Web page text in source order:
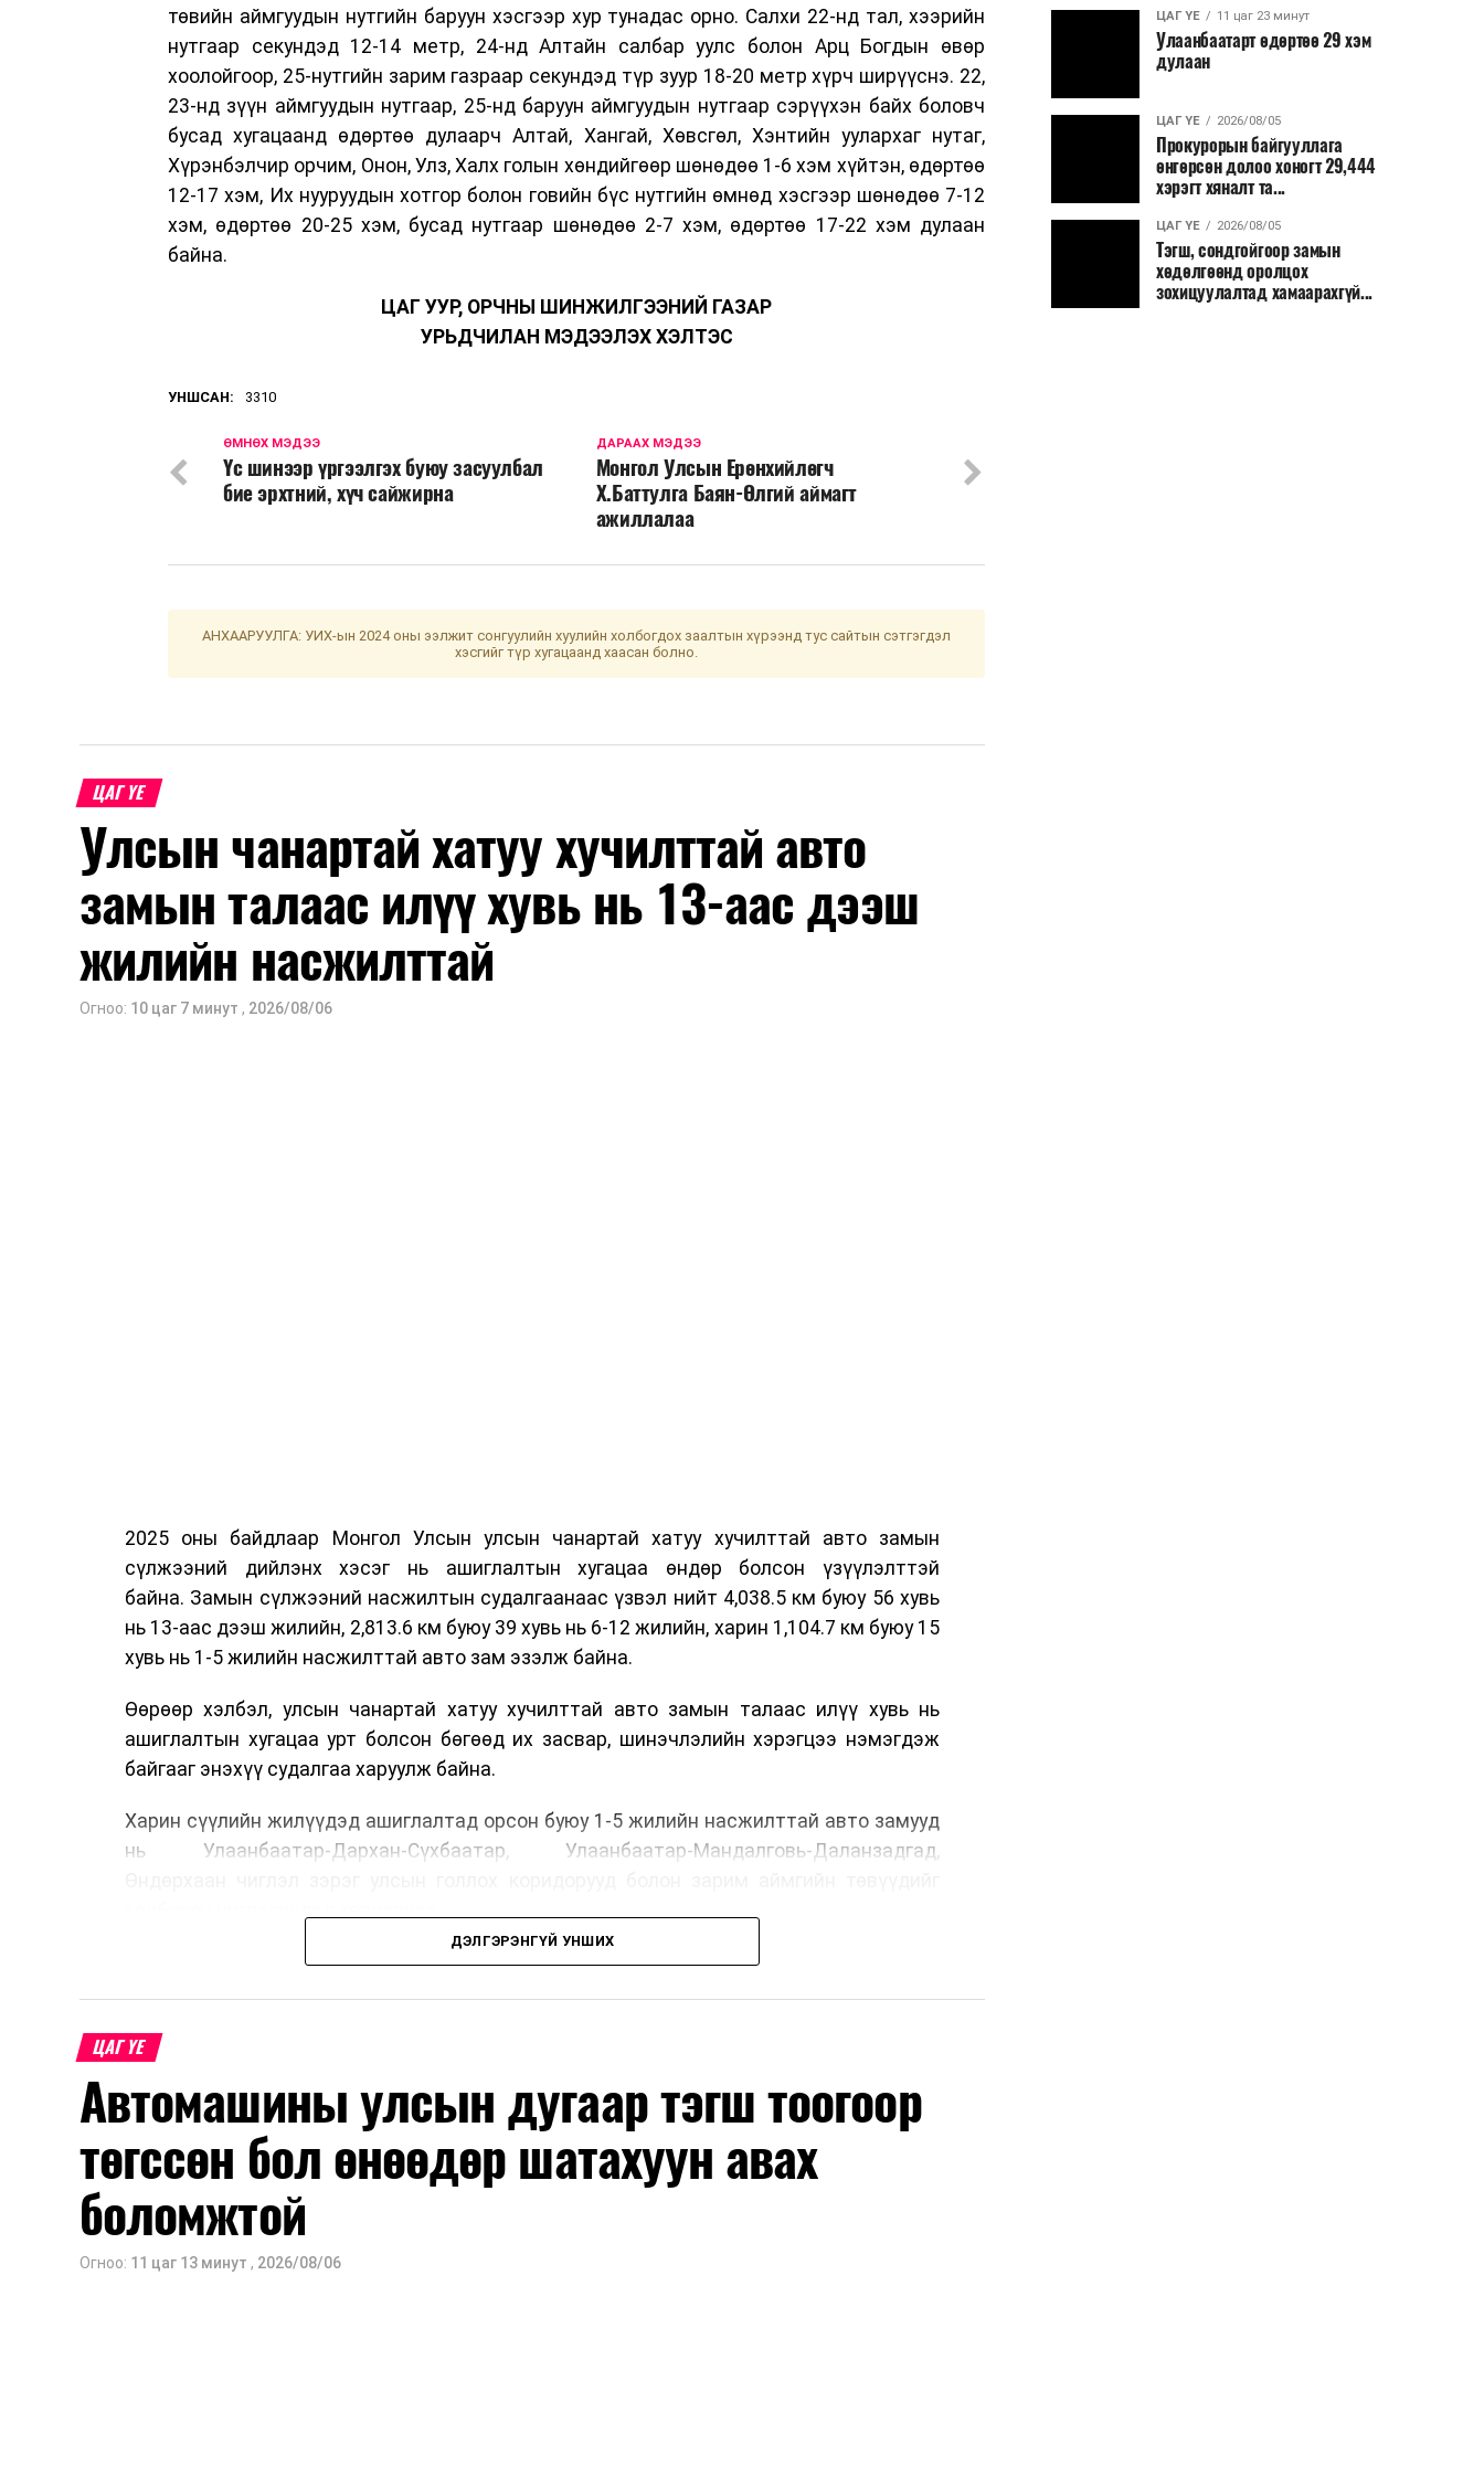
төвийн аймгуудын нутгийн баруун хэсгээр хур тунадас орно. Салхи 22-нд тал, хээрийн
нутгаар секундэд 12-14 метр, 24-нд Алтайн салбар уулс болон Арц Богдын өвөр
хоолойгоор, 25-нутгийн зарим газраар секундэд түр зуур 18-20 метр хүрч ширүүснэ. 22,
23-нд зүүн аймгуудын нутгаар, 25-нд баруун аймгуудын нутгаар сэрүүхэн байх боловч
бусад хугацаанд өдөртөө дулаарч Алтай, Хангай, Хөвсгөл, Хэнтийн уулархаг нутаг,
Хүрэнбэлчир орчим, Онон, Улз, Халх голын хөндийгөөр шөнөдөө 1-6 хэм хүйтэн, өдөртөө
12-17 хэм, Их нууруудын хотгор болон говийн бүс нутгийн өмнөд хэсгээр шөнөдөө 7-12
хэм, өдөртөө 20-25 хэм, бусад нутгаар шөнөдөө 2-7 хэм, өдөртөө 17-22 хэм дулаан
байна.
ЦАГ УУР, ОРЧНЫ ШИНЖИЛГЭЭНИЙ ГАЗАР
УРЬДЧИЛАН МЭДЭЭЛЭХ ХЭЛТЭС
УНШСАН: 3310
ДАРААХ МЭДЭЭ
Монгол Улсын Ерөнхийлөгч
Х.Баттулга Баян-Өлгий аймагт
ажиллалаа
ӨМНӨХ МЭДЭЭ
Үс шинээр үргээлгэх буюу засуулбал
бие эрхтний, хүч сайжирна
АНХААРУУЛГА: УИХ-ын 2024 оны ээлжит сонгуулийн хуулийн холбогдох заалтын хүрээнд тус сайтын сэтгэгдэл
хэсгийг түр хугацаанд хаасан болно.
ЦАГ ҮЕ
Улсын чанартай хатуу хучилттай авто
замын талаас илүү хувь нь 13-аас дээш
жилийн насжилттай
Огноо: 10 цаг 7 минут , 2026/08/06
2025 оны байдлаар Монгол Улсын улсын чанартай хатуу хучилттай авто замын
сүлжээний дийлэнх хэсэг нь ашиглалтын хугацаа өндөр болсон үзүүлэлттэй
байна. Замын сүлжээний насжилтын судалгаанаас үзвэл нийт 4,038.5 км буюу 56 хувь
нь 13-аас дээш жилийн, 2,813.6 км буюу 39 хувь нь 6-12 жилийн, харин 1,104.7 км буюу 15
хувь нь 1-5 жилийн насжилттай авто зам эзэлж байна.
Өөрөөр хэлбэл, улсын чанартай хатуу хучилттай авто замын талаас илүү хувь нь
ашиглалтын хугацаа урт болсон бөгөөд их засвар, шинэчлэлийн хэрэгцээ нэмэгдэж
байгааг энэхүү судалгаа харуулж байна.
Харин сүүлийн жилүүдэд ашиглалтад орсон буюу 1-5 жилийн насжилттай авто замууд
нь Улаанбаатар-Дархан-Сүхбаатар, Улаанбаатар-Мандалговь-Даланзадгад,
Авто замын насжилтыг тогтмол үнэлж, их засвар, ээлжит засвар арчлалтын ажлыг
төлөвлөхөд чухал ач холбогдолтойг албаныхан хэлж байна
ДЭЛГЭРЭНГҮЙ УНШИХ
ЦАГ ҮЕ
Автомашины улсын дугаар тэгш тоогоор
төгссөн бол өнөөдөр шатахуун авах
боломжтой
Огноо: 11 цаг 13 минут , 2026/08/06
ЦАГ ҮЕ 11 цаг 23 минут
Улаанбаатарт өдөртөө 29 хэм
дулаан
ЦАГ ҮЕ 2026/08/05
Прокурорын байгууллага
өнгөрсөн долоо хоногт 29,444
хэрэгт хяналт та...
ЦАГ ҮЕ 2026/08/05
Тэгш, сондгойгоор замын
хөдөлгөөнд оролцох
зохицуулалтад хамаарахгүй...